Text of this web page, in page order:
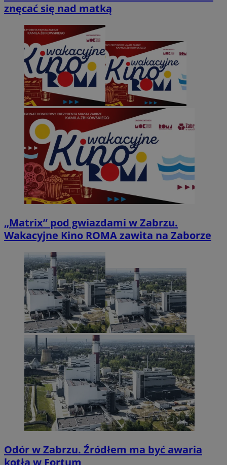
znęcać się nad matką
„Matrix” pod gwiazdami w Zabrzu.
Wakacyjne Kino ROMA zawita na Zaborze
Odór w Zabrzu. Źródłem ma być awaria
kotła w Fortum